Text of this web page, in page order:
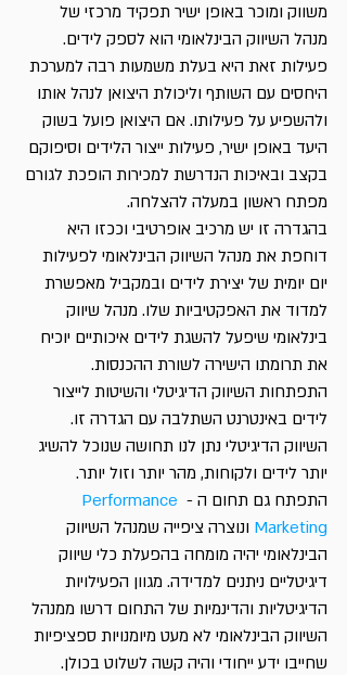
משווק ומוכר באופן ישיר תפקיד מרכזי של
מנהל השיווק הבינלאומי הוא לספק לידים.
פעילות זאת היא בעלת משמעות רבה למערכת
היחסים עם השותף וליכולת היצואן לנהל אותו
ולהשפיע על פעילותו. אם היצואן פועל בשוק
היעד באופן ישיר, פעילות ייצור הלידים וסיפוקם
בקצב ובאיכות הנדרשת למכירות הופכת לגורם
מפתח ראשון במעלה להצלחה.
בהגדרה זו יש מרכיב אופרטיבי וככזו היא
דוחפת את מנהל השיווק הבינלאומי לפעילות
יום יומית של יצירת לידים ובמקביל מאפשרת
למדוד את האפקטיביות שלו. מנהל שיווק
בינלאומי שיפעל להשגת לידים איכותיים יוכיח
את תרומתו הישירה לשורת ההכנסות.
התפתחות השיווק הדיגיטלי והשיטות לייצור
לידים באינטרנט השתלבה עם הגדרה זו.
השיווק הדיגיטלי נתן לנו תחושה שנוכל להשיג
יותר לידים ולקוחות, מהר יותר וזול יותר.
התפתח גם תחום ה - Performance
Marketing ונוצרה ציפייה שמנהל השיווק
הבינלאומי יהיה מומחה בהפעלת כלי שיווק
דיגיטליים ניתנים למדידה. מגוון הפעילויות
הדיגיטליות והדינמיות של התחום דרשו ממנהל
השיווק הבינלאומי לא מעט מיומנויות ספציפיות
שחייבו ידע ייחודי והיה קשה לשלוט בכולן.